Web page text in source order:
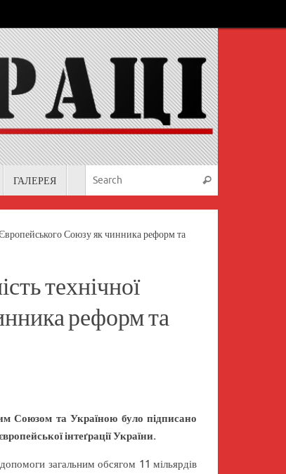
ГАЛЕРЕЯ Search
Союзу як чинника реформ та
технічної
реформ та
Союзом та Україною було підписано
інтеґрації України.
загальним обсягом 11 мільярдів